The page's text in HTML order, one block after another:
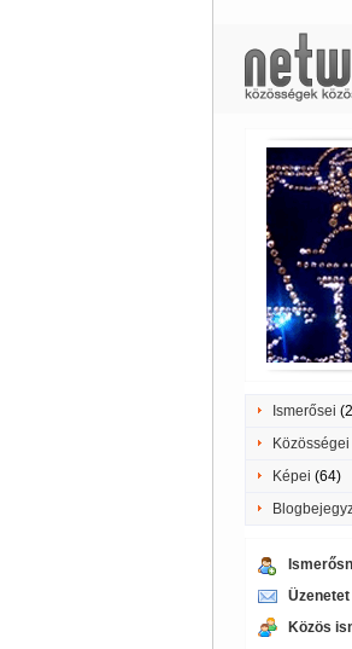
Ismerősei
Közösségei
Képei (64)
Közös